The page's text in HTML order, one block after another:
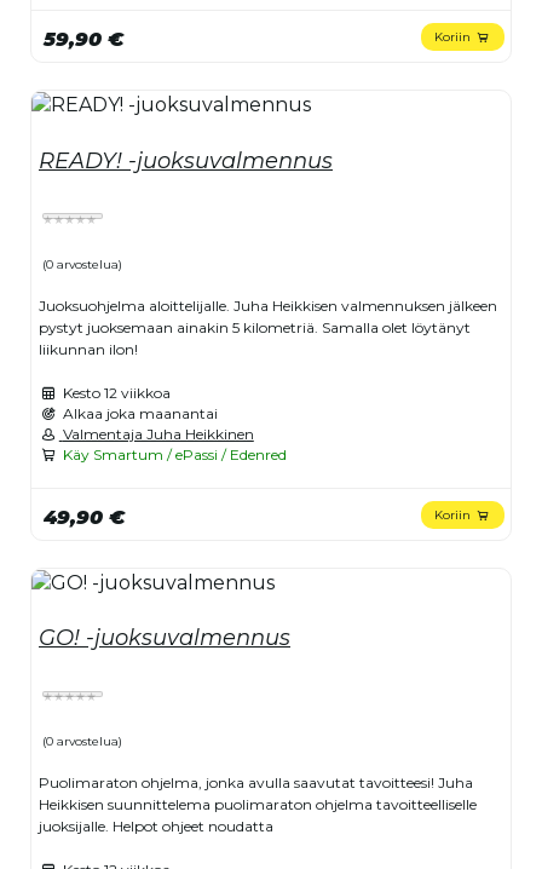
59,90 € Koriin
READY! -juoksuvalmennus
(0 arvostelua)
Juoksuohjelma aloittelijalle. Juha Heikkisen valmennuksen jälkeen
pystyt juoksemaan ainakin 5 kilometriä. Samalla olet löytänyt
liikunnan ilon!
Kesto 12 viikkoa
Alkaa joka maanantai
Valmentaja Juha Heikkinen
Käy Smartum / ePassi / Edenred
49,90 € Koriin
GO! -juoksuvalmennus
(0 arvostelua)
Puolimaraton ohjelma, jonka avulla saavutat tavoitteesi! Juha
Heikkisen suunnittelema puolimaraton ohjelma tavoitteelliselle
juoksijalle. Helpot ohjeet noudatta